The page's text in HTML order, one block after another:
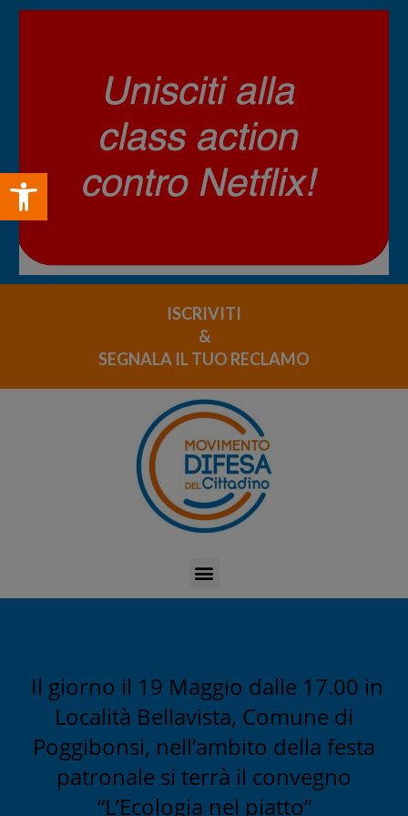
Open toolbar
ISCRIVITI
&
SEGNALA IL TUO RECLAMO
Il giorno il 19 Maggio dalle 17.00 in
Località Bellavista, Comune di
Poggibonsi, nell’ambito della festa
patronale si terrà il convegno
“L’Ecologia nel piatto”